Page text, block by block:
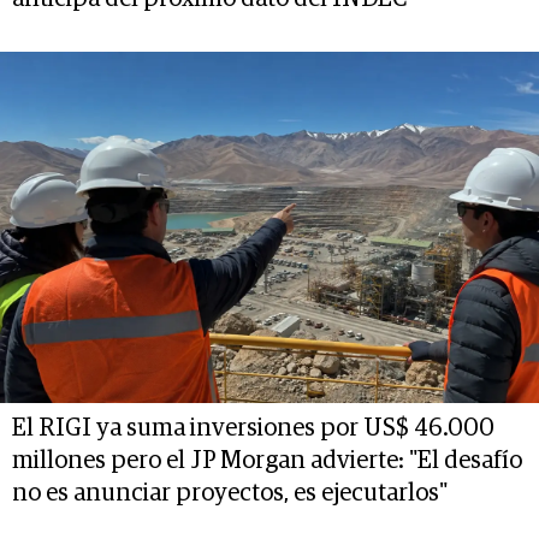
El RIGI ya suma inversiones por US$ 46.000
millones pero el JP Morgan advierte: "El desafío
no es anunciar proyectos, es ejecutarlos"